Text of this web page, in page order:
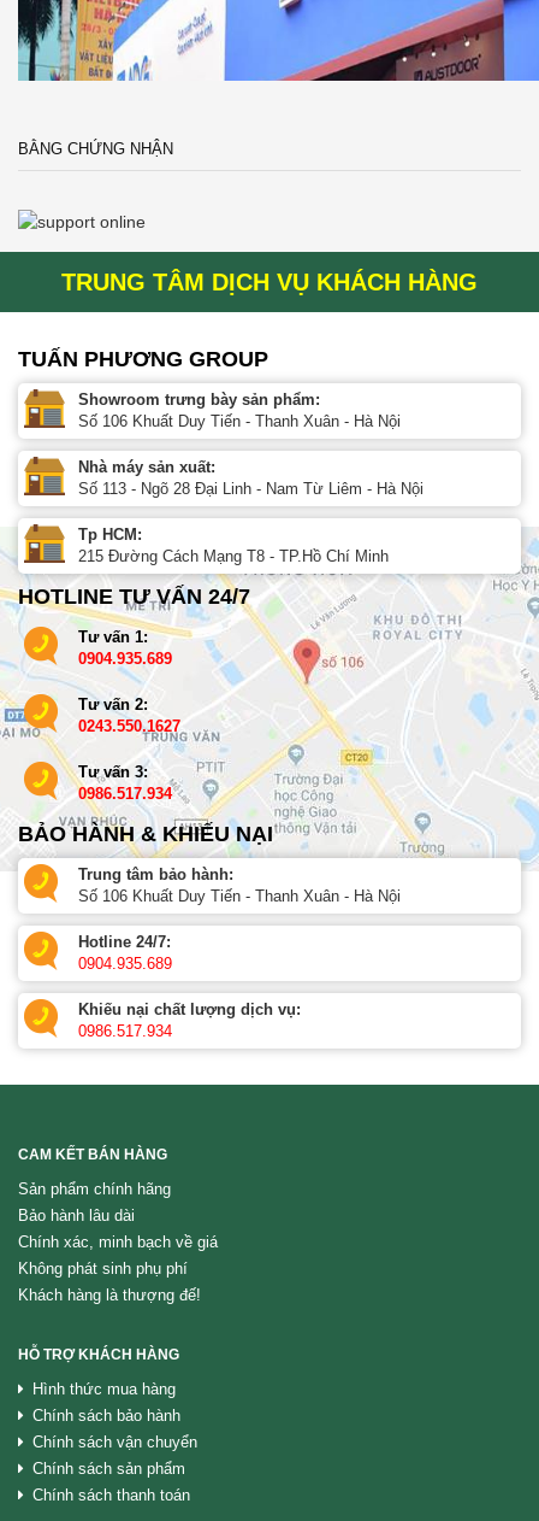
BẰNG CHỨNG NHẬN
TRUNG TÂM DỊCH VỤ KHÁCH HÀNG
TUẤN PHƯƠNG GROUP
Showroom trưng bày sản phẩm:
Số 106 Khuất Duy Tiến - Thanh Xuân - Hà Nội
Nhà máy sản xuất:
Số 113 - Ngõ 28 Đại Linh - Nam Từ Liêm - Hà Nội
Tp HCM:
215 Đường Cách Mạng T8 - TP.Hồ Chí Minh
HOTLINE TƯ VẤN 24/7
Tư vấn 1:
0904.935.689
Tư vấn 2:
0243.550.1627
Tư vấn 3:
0986.517.934
BẢO HÀNH & KHIẾU NẠI
Trung tâm bảo hành:
Số 106 Khuất Duy Tiến - Thanh Xuân - Hà Nội
Hotline 24/7:
0904.935.689
Khiếu nại chất lượng dịch vụ:
0986.517.934
CAM KẾT BÁN HÀNG
Sản phẩm chính hãng
Bảo hành lâu dài
Chính xác, minh bạch về giá
Không phát sinh phụ phí
Khách hàng là thượng đế!
HỖ TRỢ KHÁCH HÀNG
Hình thức mua hàng
Chính sách bảo hành
Chính sách vận chuyển
Chính sách sản phẩm
Chính sách thanh toán